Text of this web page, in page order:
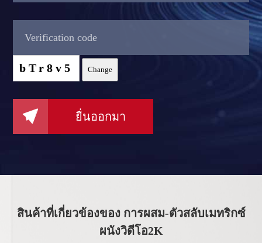
bTr8v5 Change
 ยื่นออกมา
สินค้าที่เกี่ยวข้องของ การผสม-ตัวสลับเมทริกซ์
ผนังวิดีโอ2K